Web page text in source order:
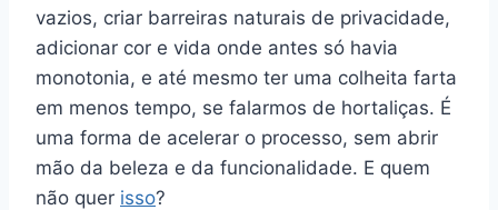
vazios, criar barreiras naturais de privacidade,
adicionar cor e vida onde antes só havia
monotonia, e até mesmo ter uma colheita farta
em menos tempo, se falarmos de hortaliças. É
uma forma de acelerar o processo, sem abrir
mão da beleza e da funcionalidade. E quem
não quer isso?